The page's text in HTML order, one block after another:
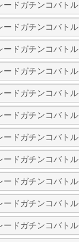
ードガチンコバトル
ードガチンコバトル
ードガチンコバトル
ードガチンコバトル
ードガチンコバトル
ードガチンコバトル
ードガチンコバトル
ードガチンコバトル
ードガチンコバトル
ードガチンコバトル
ードガチンコバトル